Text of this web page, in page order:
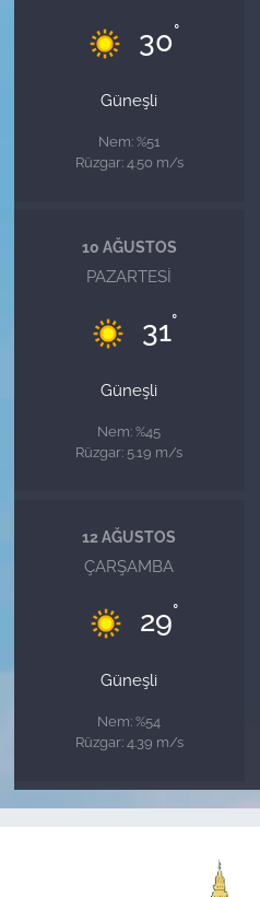
30°
Güneşli
Nem: %51
Rüzgar: 4.50 m/s
10 AĞUSTOS
PAZARTESI
31°
Güneşli
Nem: %45
Rüzgar: 5.19 m/s
12 AĞUSTOS
ÇARŞAMBA
29°
Güneşli
Nem: %54
Rüzgar: 4.39 m/s